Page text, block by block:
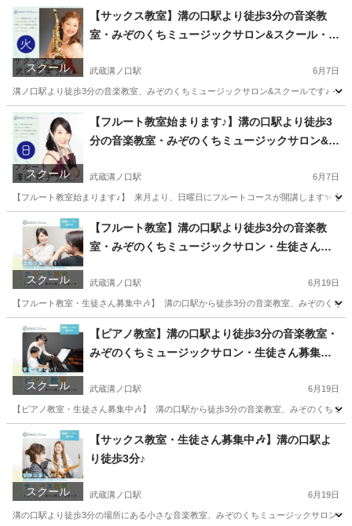
神奈川 川崎市 武蔵溝ノ口駅 書道 アート
スクール
【サックス教室】溝の口駅より徒歩3分の音楽教
室・みぞのくちミュージックサロン&スクール・サ
武蔵溝ノ口駅 6月7日
溝ノ口駅より徒歩3分の音楽教室、みぞのくちミュージックサロン&スクールです♪ -
神奈川 川崎市 武蔵溝ノ口駅 サックス 不定期
スクール
【フルート教室始まります♪】溝の口駅より徒歩3
分の音楽教室・みぞのくちミュージックサロン&ス
武蔵溝ノ口駅 6月7日
【フルート教室始まります♪】 ⁡ 来月より、日曜日にフルートコースが開講します
神奈川 川崎市 武蔵溝ノ口駅 フルート 神奈川 川崎市
武蔵溝ノ口駅 フルート 音楽教室
スクール
【フルート教室】溝の口駅より徒歩3分の音楽教
室・みぞのくちミュージックサロン・生徒さん募
武蔵溝ノ口駅 6月19日
【フルート教室・生徒さん募集中🎶】 ⁡ 溝の口駅から徒歩3分の音楽教室、みぞの
神奈川 川崎市 武蔵溝ノ口駅 フルート オカリナ
スクール
【ピアノ教室】溝の口駅より徒歩3分の音楽教室・
みぞのくちミュージックサロン・生徒さん募集中
武蔵溝ノ口駅 6月19日
【ピアノ教室・生徒さん募集中🎶】 ⁡ 溝の口駅から徒歩3分の音楽教室、みぞのくち
神奈川 川崎市 武蔵溝ノ口駅 ピアノ 溝の口
スクール
【サックス教室・生徒さん募集中🎶】溝の口駅よ
り徒歩3分♪
武蔵溝ノ口駅 6月19日
溝の口駅より徒歩3分の場所にある小さな音楽教室、みぞのくちミュージックサロン